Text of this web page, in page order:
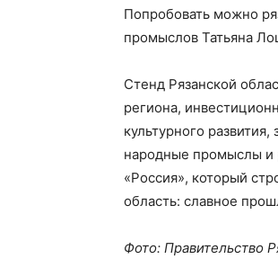
Попробовать можно
промыслов Татьяна
Стенд Рязанской
региона,
культурного
народные промыслы и
«Россия», который
область: славное
Фото: Правительство